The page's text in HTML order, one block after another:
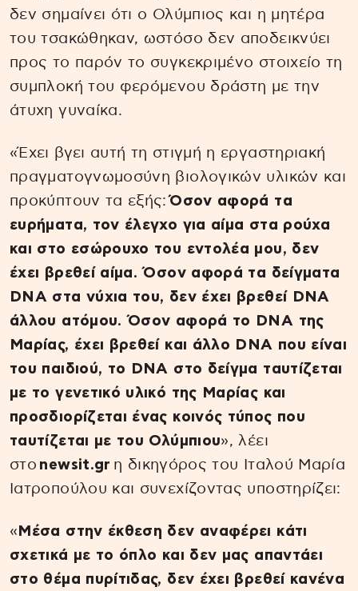
δεν σημαίνει ότι ο Ολύμπιος και η μητέρα
του τσακώθηκαν, ωστόσο δεν αποδεικνύει
προς το παρόν το συγκεκριμένο στοιχείο τη
συμπλοκή του φερόμενου δράστη με την
άτυχη γυναίκα.
«Έχει βγει αυτή τη στιγμή η εργαστηριακή
πραγματογνωμοσύνη βιολογικών υλικών και
προκύπτουν τα εξής:Όσον αφορά τα
ευρήματα, τον έλεγχο για αίμα στα ρούχα
και στο εσώρουχο του εντολέα μου, δεν
έχει βρεθεί αίμα. Όσον αφορά τα δείγματα
DNA στα νύχια του, δεν έχει βρεθεί DNA
άλλου ατόμου. Όσον αφορά το DNA της
Μαρίας, έχει βρεθεί και άλλο DNA που είναι
του παιδιού, το DNA στο δείγμα ταυτίζεται
με το γενετικό υλικό της Μαρίας και
προσδιορίζεται ένας κοινός τύπος που
ταυτίζεται με του Ολύμπιου», λέει
στο newsit.gr η δικηγόρος του Ιταλού Μαρία
Ιατροπούλου και συνεχίζοντας υποστηρίζει:
« Μέσα στην έκθεση δεν αναφέρει κάτι
σχετικά με το όπλο και δεν μας απαντάει
στο θέμα πυρίτιδας, δεν έχει βρεθεί κανένα